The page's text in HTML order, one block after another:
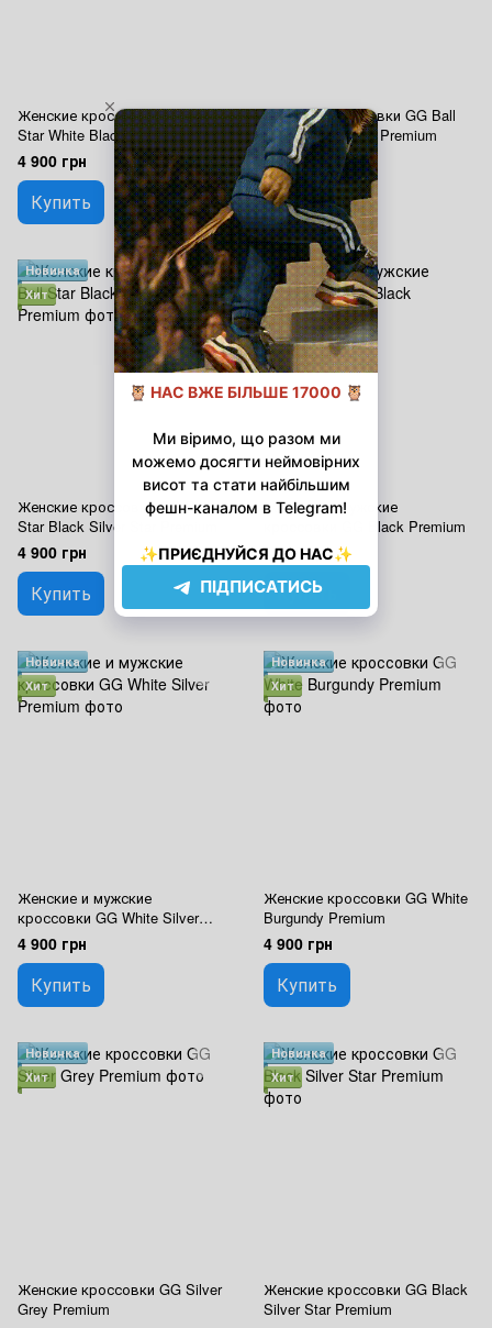
Женские кроссовки GG Ball
Star White Black Premium
4 900 грн
Купить
Женские кроссовки GG Ball
Star Leopard Star Premium
4 900 грн
Купить
Новинка
Хит
Женские кроссовки GG Ball
Star Black Silver Star Premium
4 900 грн
Купить
Новинка
Хит
Женские и мужские
кроссовки GG Black Premium
4 900 грн
Купить
Новинка
Хит
Женские и мужские
кроссовки GG White Silver
Premium
4 900 грн
Купить
Новинка
Хит
Женские кроссовки GG White
Burgundy Premium
4 900 грн
Купить
Новинка
Хит
Женские кроссовки GG Silver
Grey Premium
Новинка
Хит
Женские кроссовки GG Black
Silver Star Premium